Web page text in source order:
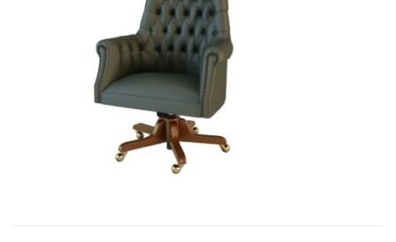
Art&Moble 01012 Кресло руководи...
7 541,10€